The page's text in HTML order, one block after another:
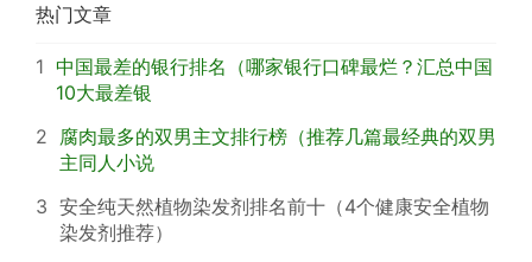
热门文章
1 中国最差的银行排名（哪家银行口碑最烂？汇总中国
10大最差银
2
腐肉最多的双男主文排行榜（推荐几篇最经典的双男
主同人小说
3 安全纯天然植物染发剂排名前十（4个健康安全植物
染发剂推荐）